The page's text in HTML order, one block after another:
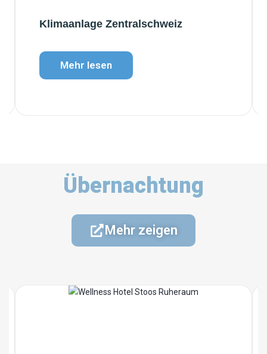
Klimaanlage Zentralschweiz
Mehr lesen
Übernachtung
Mehr zeigen